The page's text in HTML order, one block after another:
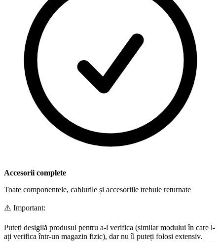
Accesorii complete
Toate componentele, cablurile și accesoriile trebuie returnate
⚠️ Important:
Puteți desigilă produsul pentru a-l verifica (similar modului în care l-
ați verifica într-un magazin fizic), dar nu îl puteți folosi extensiv.